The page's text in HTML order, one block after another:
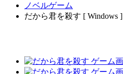
ノベルゲーム
だから君を殺す [ Windows ]